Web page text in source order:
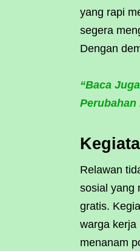
yang rapi
segera
Dengan
“Baca
Perubahan
Relawan
sosial yang
gratis.
warga kerja
menanam